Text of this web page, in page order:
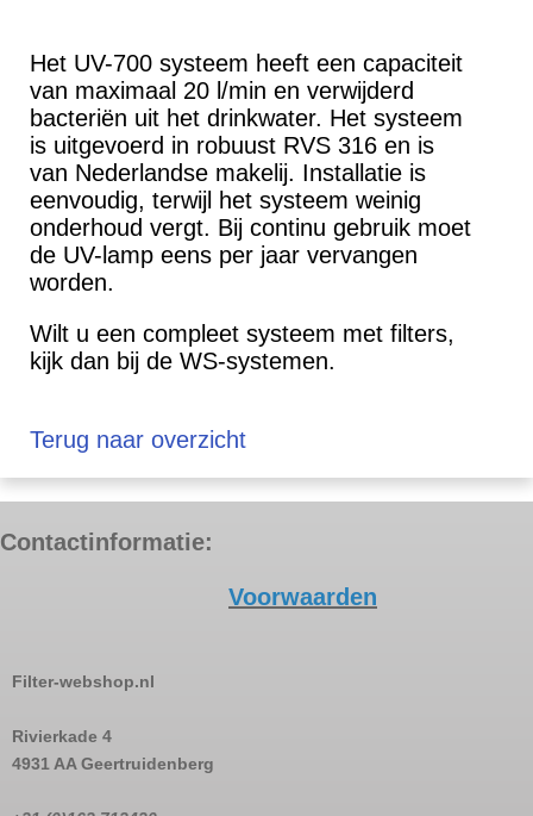
Het UV-700 systeem heeft een capaciteit
van maximaal 20 l/min en verwijderd
bacteriën uit het drinkwater. Het systeem
is uitgevoerd in robuust RVS 316 en is
van Nederlandse makelij. Installatie is
eenvoudig, terwijl het systeem weinig
onderhoud vergt. Bij continu gebruik moet
de UV-lamp eens per jaar vervangen
worden.
Wilt u een compleet systeem met filters,
kijk dan bij de WS-systemen.
Terug naar overzicht
Contactinformatie:
Voorwaarden
Filter-webshop.nl
Rivierkade 4
4931 AA Geertruidenberg